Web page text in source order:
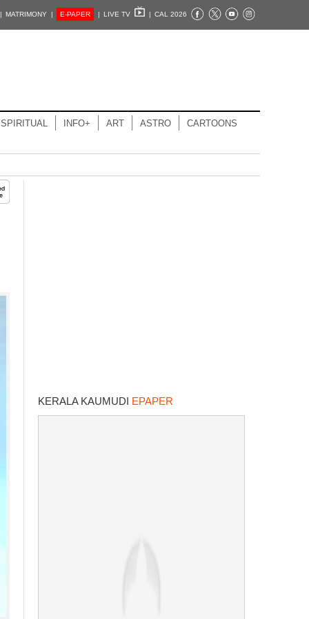
| MATRIMONY | E-PAPER | LIVE TV | CAL 2026
SPIRITUAL INFO+ ART ASTRO CARTOONS
KERALA KAUMUDI EPAPER